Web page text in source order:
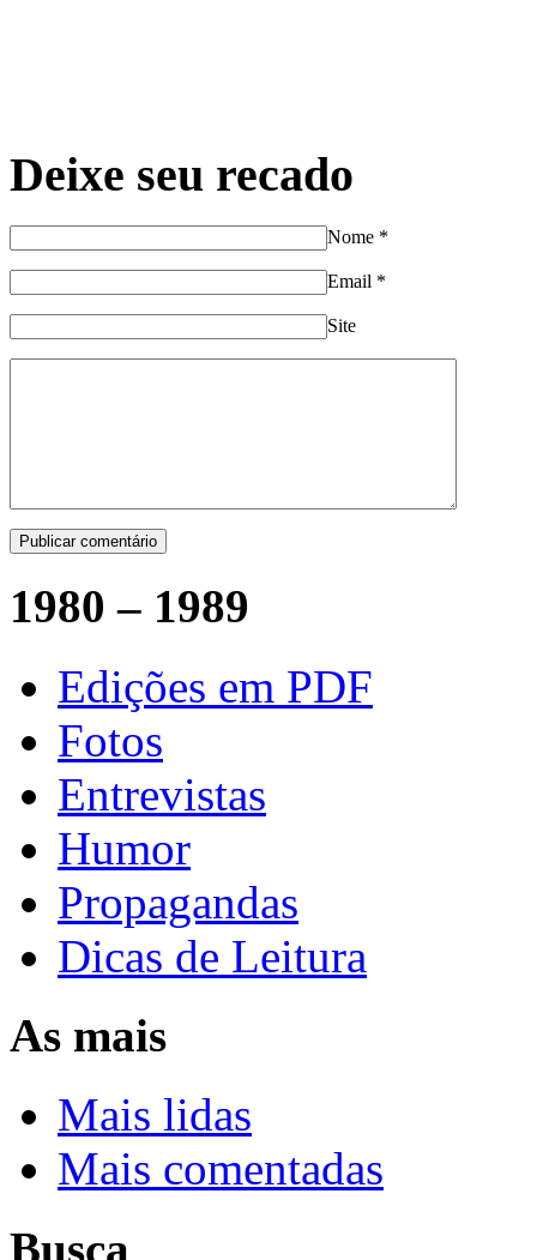
Deixe seu recado
Nome *
Email *
Site
1980 – 1989
Edições em PDF
Fotos
Entrevistas
Humor
Propagandas
Dicas de Leitura
As mais
Mais lidas
Mais comentadas
Busca